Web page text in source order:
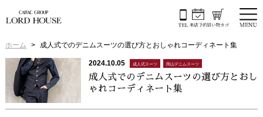
ホーム 成人式でのデニムスーツの選び方とおしゃれコーディネート集
2024.10.05 成人式スーツ 岡山デニムスーツ
成人式でのデニムスーツの選び方とおし
ゃれコーディネート集